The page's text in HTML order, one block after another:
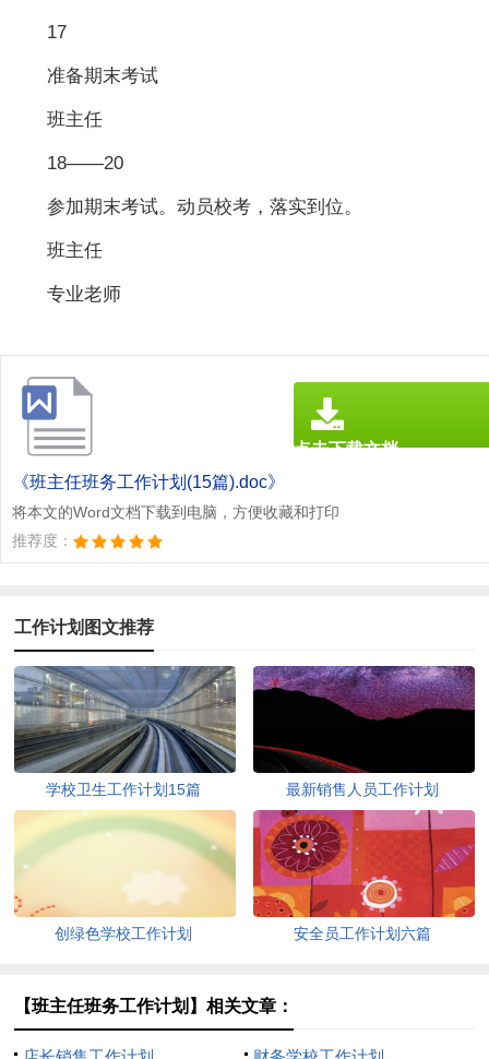
17
准备期末考试
班主任
18——20
参加期末考试。动员校考，落实到位。
班主任
专业老师
《班主任班务工作计划(15篇).doc》
将本文的Word文档下载到电脑，方便收藏和打印
推荐度：
点击下载文档
工作计划图文推荐
学校卫生工作计划15篇 最新销售人员工作计划
创绿色学校工作计划 安全员工作计划六篇
【班主任班务工作计划】相关文章：